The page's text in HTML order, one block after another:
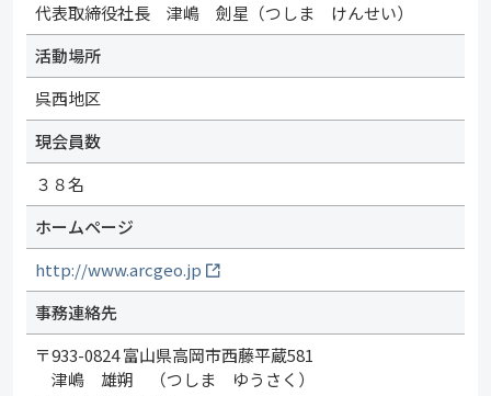
代表取締役社長 津嶋 劍星（つしま けんせい）
活動場所
呉西地区
現会員数
３８名
ホームページ
http://www.arcgeo.jp
事務連絡先
〒933-0824 富山県高岡市西藤平蔵581
津嶋 雄朔 （つしま ゆうさく）